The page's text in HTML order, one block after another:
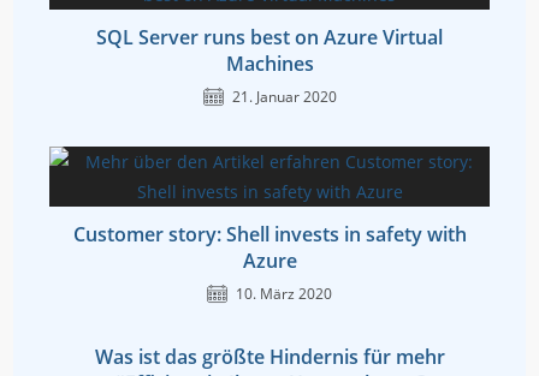
SQL Server runs best on Azure Virtual
Machines
21. Januar 2020
Customer story: Shell invests in safety with
Azure
10. März 2020
Was ist das größte Hindernis für mehr